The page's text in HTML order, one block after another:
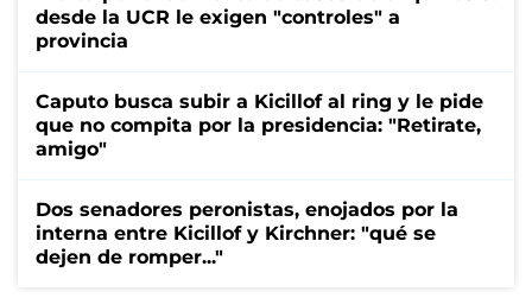
desde la UCR le exigen "controles" a
provincia
Caputo busca subir a Kicillof al ring y le pide
que no compita por la presidencia: "Retirate,
amigo"
Dos senadores peronistas, enojados por la
interna entre Kicillof y Kirchner: "qué se
dejen de romper..."